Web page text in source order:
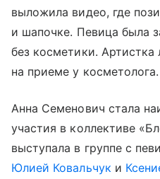
выложила видео, где
и шапочке. Певица была
без косметики.
на приеме у косметолога.
Анна Семенович стала
участия в коллективе
выступала в группе с
Юлией Ковальчук и